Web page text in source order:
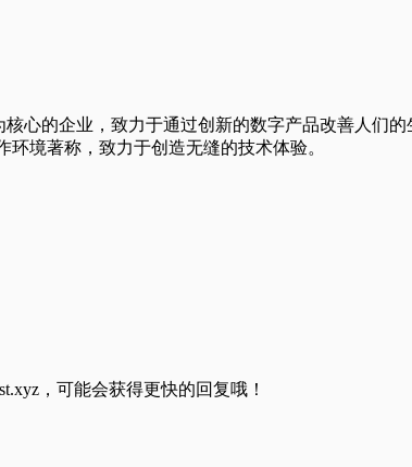
核心的企业，致力于通过创新的数字产品改善人
境著称，致力于创造无缝的技术体验。
，可能会获得更快的回复哦！